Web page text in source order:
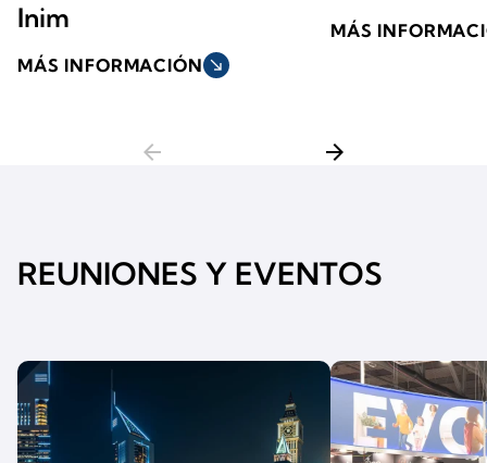
Inim
MÁS INFORMACIÓN south_east
MÁS
arrow_back arrow_forward
REUNIONES Y EVENTOS